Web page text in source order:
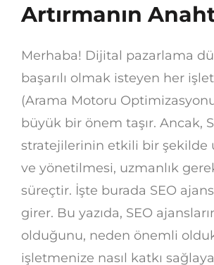
Artırmanın
Merhaba! Dijital pazarlama
başarılı olmak isteyen her
(Arama Motoru
büyük bir önem taşır. Ancak,
stratejilerinin etkili bir şekilde
ve yönetilmesi, uzmanlık
süreçtir. İşte burada SEO
girer. Bu yazıda, SEO
olduğunu, neden önemli
işletmenize nasıl katkı